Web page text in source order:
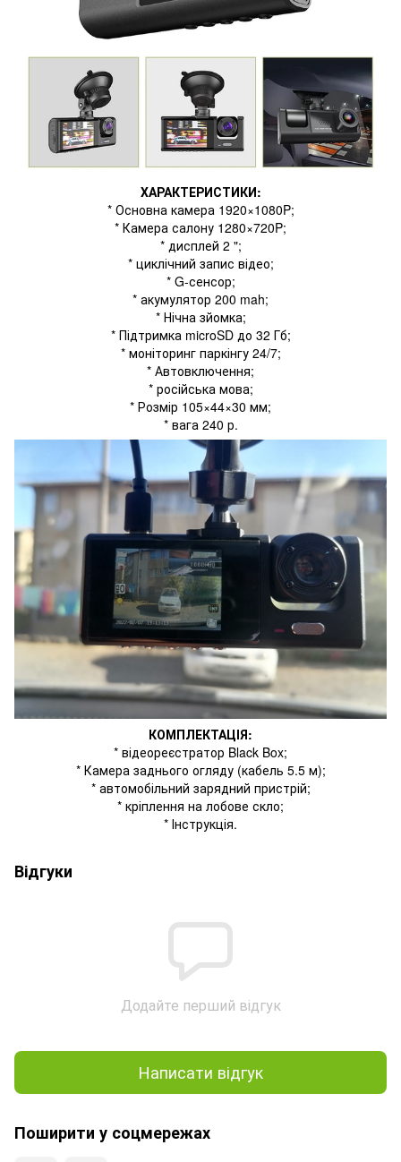
ХАРАКТЕРИСТИКИ:
* Основна камера 1920×1080P;
* Камера салону 1280×720P;
* дисплей 2 ";
* циклічний запис відео;
* G-сенсор;
* акумулятор 200 mah;
* Нічна зйомка;
* Підтримка microSD до 32 Гб;
* моніторинг паркінгу 24/7;
* Автовключення;
* російська мова;
* Розмір 105×44×30 мм;
* вага 240 р.
КОМПЛЕКТАЦІЯ:
* відеореєстратор Black Box;
* Камера заднього огляду (кабель 5.5 м);
* автомобільний зарядний пристрій;
* кріплення на лобове скло;
* Інструкція.
Відгуки
Додайте перший відгук
Написати відгук
Поширити у соцмережах